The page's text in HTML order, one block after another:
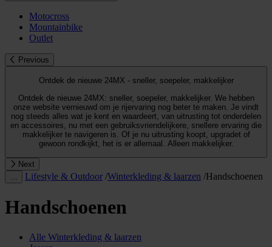
Motocross
Mountainbike
Outlet
Previous
Ontdek de nieuwe 24MX - sneller, soepeler, makkelijker
Ontdek de nieuwe 24MX: sneller, soepeler, makkelijker. We hebben
onze website vernieuwd om je rijervaring nog beter te maken. Je vindt
nog steeds alles wat je kent en waardeert, van uitrusting tot onderdelen
en accessoires, nu met een gebruiksvriendelijkere, snellere ervaring die
makkelijker te navigeren is. Of je nu uitrusting koopt, upgradet of
gewoon rondkijkt, het is er allemaal. Alleen makkelijker.
Next
Lifestyle & Outdoor /Winterkleding & laarzen /Handschoenen
Handschoenen
Alle Winterkleding & laarzen